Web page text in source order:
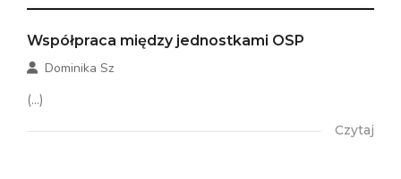
Współpraca między jednostkami OSP
Dominika Sz
(...)
Czytaj